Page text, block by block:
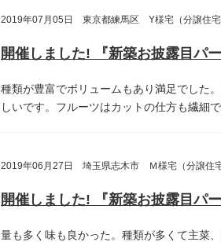
2019年07月05日 東京都練馬区 Y様宅（分譲住宅
種類が豊富でボリュームもあり満足でした
しいです。フルーツはカットの仕方も繊細
2019年06月27日 埼玉県志木市 Ｍ様宅（分譲住宅
量も多く味も良かった。種類が多くて主菜